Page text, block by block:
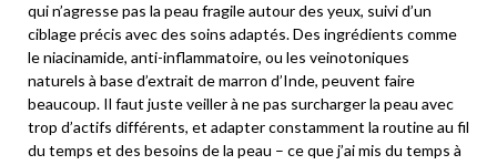
qui n’agresse pas la peau fragile autour des yeux, suivi d’un
ciblage précis avec des soins adaptés. Des ingrédients comme
le niacinamide, anti-inflammatoire, ou les veinotoniques
naturels à base d’extrait de marron d’Inde, peuvent faire
beaucoup. Il faut juste veiller à ne pas surcharger la peau avec
trop d’actifs différents, et adapter constamment la routine au fil
du temps et des besoins de la peau – ce que j’ai mis du temps à